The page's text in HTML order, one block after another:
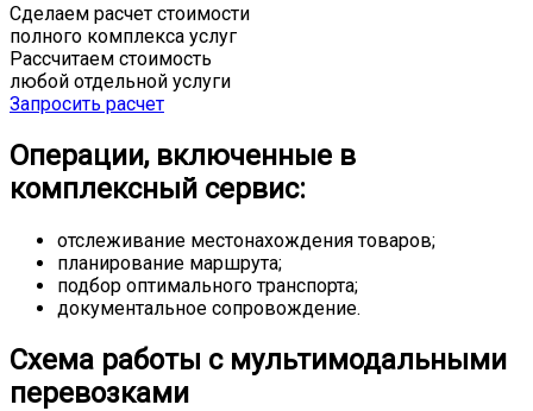
Сделаем расчет стоимости
полного комплекса услуг
Рассчитаем стоимость
любой отдельной услуги
Запросить расчет
Операции, включенные в
комплексный сервис:
отслеживание местонахождения товаров;
планирование маршрута;
подбор оптимального транспорта;
документальное сопровождение.
Схема работы с мультимодальными
перевозками